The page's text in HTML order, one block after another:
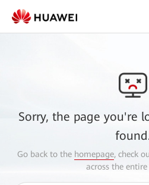
Sorry, the page you're
Go back to the homepage, check
across the entire